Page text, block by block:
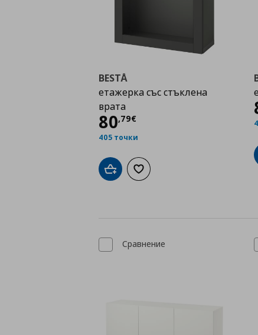
BESTÅ
етажерка със стъклена
врата
80,79€
Цена
405 точки
Добави в кошницата
Добави към списъка с любими
Сравнение